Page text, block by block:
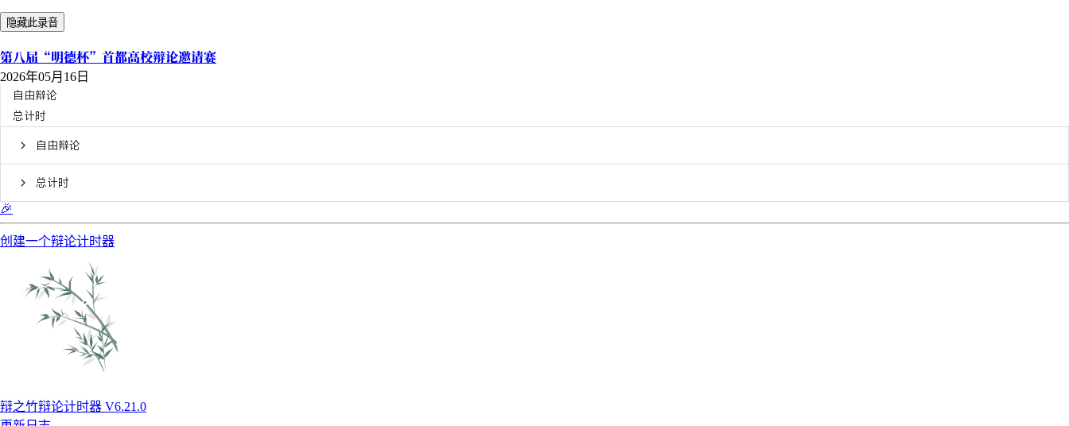
隐藏此录音
第八届“明德杯”首都高校辩论邀请赛
2026年05月16日
自由辩论
总计时
自由辩论
总计时
🎉
创建一个辩论计时器
辩之竹辩论计时器 V6.21.0